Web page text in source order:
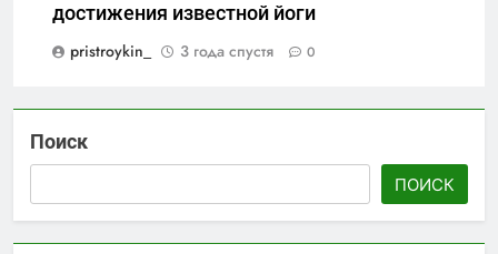
достижения известной йоги
pristroykin_
3 года спустя 0
Поиск
ПОИСК